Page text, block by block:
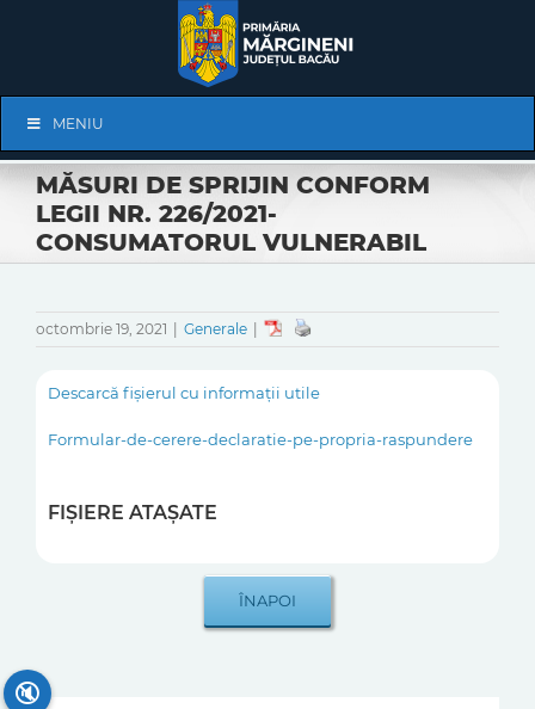
Navigation
MENIU
MĂSURI DE SPRIJIN CONFORM
LEGII NR. 226/2021-
CONSUMATORUL VULNERABIL
octombrie 19, 2021 Generale
Descarcă fișierul cu informații utile
Formular-de-cerere-declaratie-pe-propria-raspundere
FIȘIERE ATAȘATE
🔇